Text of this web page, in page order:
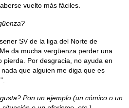
vuelto más fáciles.
SV de la liga del Norte de
da mucha vergüenza perder una
pierda. Por desgracia, no ayuda en
que alguien me diga que es
Pon un ejemplo (un cómico o un